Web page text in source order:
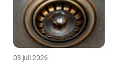
03 juli 2026